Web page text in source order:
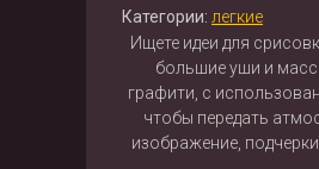
Категории: легкие
Ищете идеи для
большие уши и
графити, с
чтобы передать
изображение,